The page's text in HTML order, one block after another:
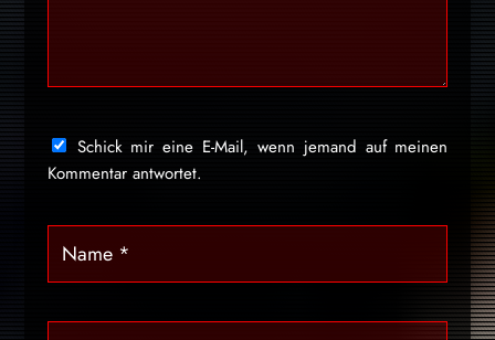
Schick mir eine E-Mail, wenn jemand auf meinen
Kommentar antwortet.